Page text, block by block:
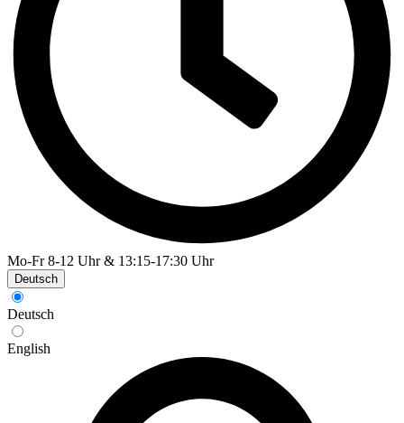
Mo-Fr 8-12 Uhr & 13:15-17:30 Uhr
Deutsch
Deutsch
English